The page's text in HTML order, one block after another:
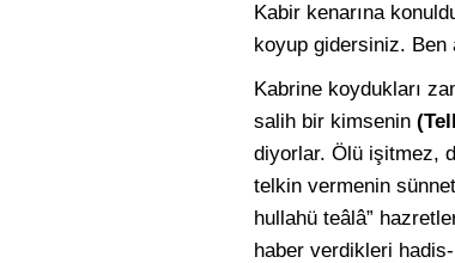
Kabir kenarına
koyup gidersiniz. Ben
Kabrine koydukları
salih bir kimsenin
diyorlar. Ölü işitmez,
telkin vermenin
hullahü teâlâ”
haber verdikleri